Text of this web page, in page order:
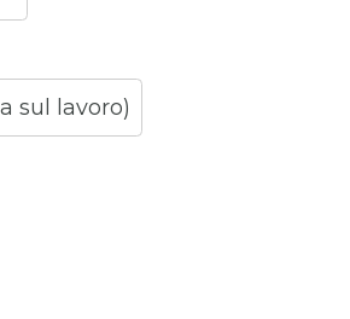
sul lavoro)